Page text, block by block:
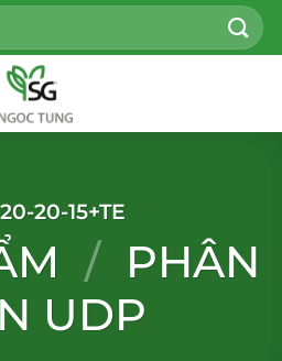
20-15+TE
/ PHÂN
UDP